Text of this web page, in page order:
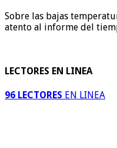
Sobre las bajas
atento al informe del
LECTORES EN LINEA
96 LECTORES EN LINEA